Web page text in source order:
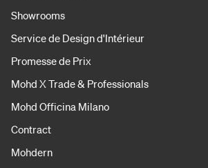
Showrooms
Service de Design d'Intérieur
Promesse de Prix
Mohd X Trade & Professionals
Mohd Officina Milano
Contract
Mohdern